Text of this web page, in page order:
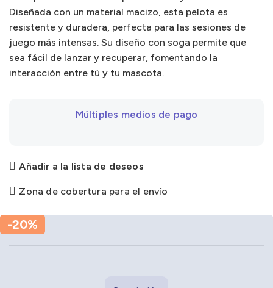
Diseñada con un material macizo, esta pelota es
resistente y duradera, perfecta para las sesiones de
juego más intensas. Su diseño con soga permite que
sea fácil de lanzar y recuperar, fomentando la
interacción entre tú y tu mascota.
Múltiples medios de pago
Añadir a la lista de deseos
Zona de cobertura para el envío
-20%